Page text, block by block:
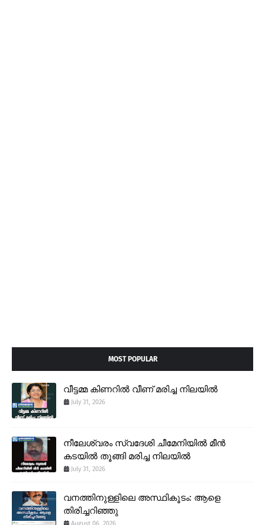
MOST POPULAR
വീട്ടമ്മ കിണറിൽ വീണ് മരിച്ച നിലയിൽ
July 31, 2026
നീലേശ്വരം സ്വദേശി ചീമേനിയിൽ മീൻ
കടയിൽ തൂങ്ങി മരിച്ച നിലയിൽ
July 31, 2026
വനത്തിനുള്ളിലെ അസ്ഥികൂടം: ആളെ
തിരിച്ചറിഞ്ഞു